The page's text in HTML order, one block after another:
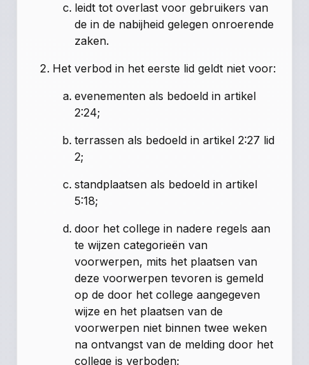
leidt tot overlast voor gebruikers van
de in de nabijheid gelegen onroerende
zaken.
Het verbod in het eerste lid geldt niet voor:
evenementen als bedoeld in artikel
2:24;
terrassen als bedoeld in artikel 2:27 lid
2;
standplaatsen als bedoeld in artikel
5:18;
door het college in nadere regels aan
te wijzen categorieën van
voorwerpen, mits het plaatsen van
deze voorwerpen tevoren is gemeld
op de door het college aangegeven
wijze en het plaatsen van de
voorwerpen niet binnen twee weken
na ontvangst van de melding door het
college is verboden;